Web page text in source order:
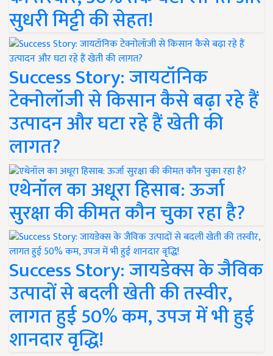
सुधरी मिट्टी की सेहत!
Success Story: जायटॉनिक
टेक्नोलॉजी से किसान कैसे बढ़ा रहे हैं
उत्पादन और घटा रहे हैं खेती की
लागत?
एथेनॉल का अधूरा हिसाब: ऊर्जा
सुरक्षा की कीमत कौन चुका रहा है?
Success Story: जायडेक्स के जैविक
उत्पादों से बदली खेती की तस्वीर,
लागत हुई 50% कम, उपज में भी हुई
शानदार वृद्धि!